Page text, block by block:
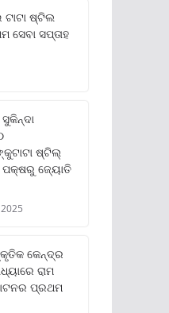
ଟାଟା ଷ୍ଟିଲ
ସପ୍ତାହ
ଷ୍ଟିଲ୍
ପକ୍ଷରୁ ଜ୍ୟୋତି
କେନ୍ଦ୍ର
ରାମ
ପ୍ରଥମ